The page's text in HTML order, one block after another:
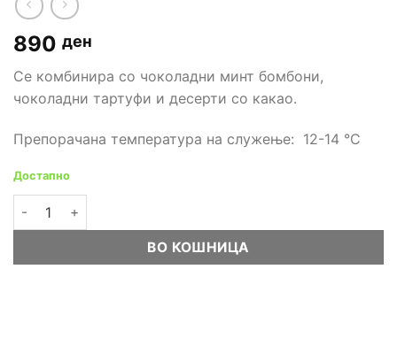
890 ден
Се комбинира со чоколадни минт бомбони,
чоколадни тартуфи и десерти со какао.
Препорачана температура на служење: 12-14 °С
Достапно
Вино Imako DW Kagor 0,5L количина
ВО КОШНИЦА